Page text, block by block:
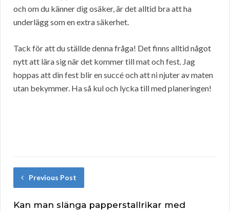
och om du känner dig osäker, är det alltid bra att ha
underlägg som en extra säkerhet.
Tack för att du ställde denna fråga! Det finns alltid något
nytt att lära sig när det kommer till mat och fest. Jag
hoppas att din fest blir en succé och att ni njuter av maten
utan bekymmer. Ha så kul och lycka till med planeringen!
Previous Post
Kan man slänga papperstallrikar med